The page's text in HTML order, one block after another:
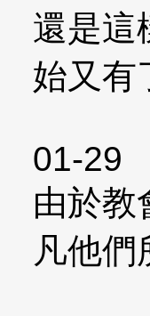
還是這
始又有
01-29
由於教
凡他